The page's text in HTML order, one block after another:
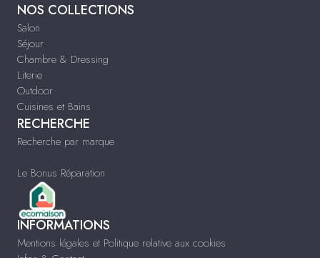
NOS COLLECTIONS
Salon
Séjour
Chambre & Dressing
Literie
Outdoor
Cuisines et Bains
RECHERCHE
Recherche par marque
Le Bonus Réparation
INFORMATIONS
Mentions légales et Politique relative aux cookies